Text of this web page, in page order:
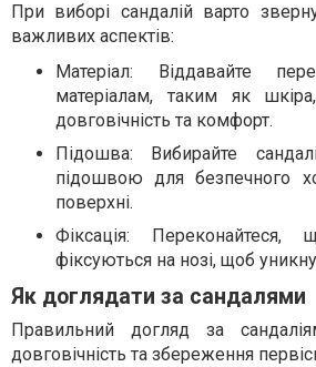
При виборі сандалій варто
важливих аспектів:
Матеріал: Віддавайте
матеріалам, таким як
довговічність та комфорт.
Підошва: Вибирайте
підошвою для безпечного
поверхні.
Фіксація:
фіксуються на нозі, щоб
Як доглядати за сандалями
Правильний догляд за
довговічність та збереження